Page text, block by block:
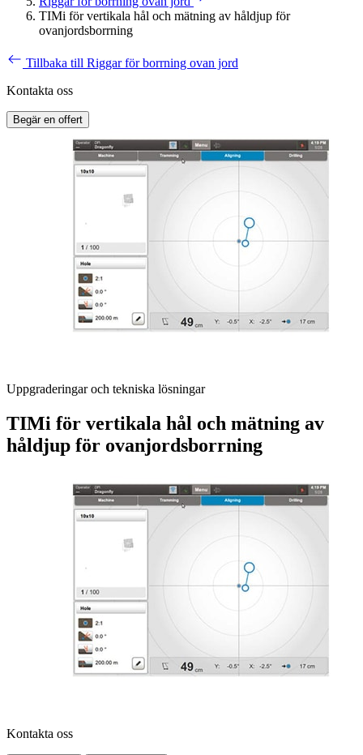
TIMi för vertikala hål och mätning av håldjup för
ovanjordsborrning
Tillbaka till Riggar för borrning ovan jord
Kontakta oss
Begär en offert
Uppgraderingar och tekniska lösningar
TIMi för vertikala hål och mätning av
håldjup för ovanjordsborrning
Kontakta oss